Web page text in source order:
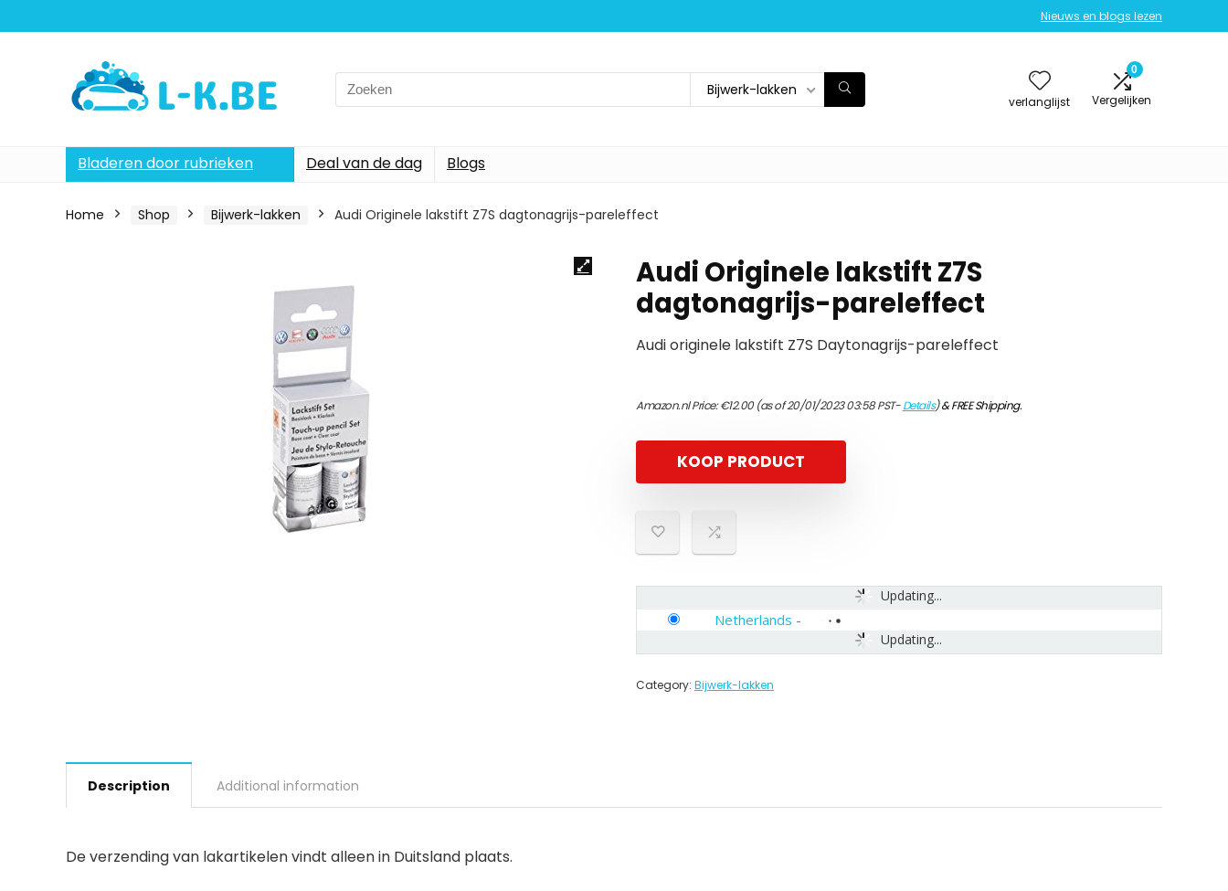
Nieuws en blogs lezen
Search
for:
Bijwerk-lakken
verlanglijst
0
Vergelijken
Bladeren door rubrieken Deal van de dag Blogs
Home Shop Bijwerk-lakken Audi Originele lakstift Z7S dagtonagrijs-pareleffect
Audi Originele lakstift Z7S
dagtonagrijs-pareleffect
Audi originele lakstift Z7S Daytonagrijs-pareleffect
Amazon.nl Price:€12.00(as of 20/01/2023 03:58 PST-Details)&FREE Shipping.
KOOP PRODUCT
Updating...
Updating...
Netherlands -
Category: Bijwerk-lakken
Description Additional information
De verzending van lakartikelen vindt alleen in Duitsland plaats.